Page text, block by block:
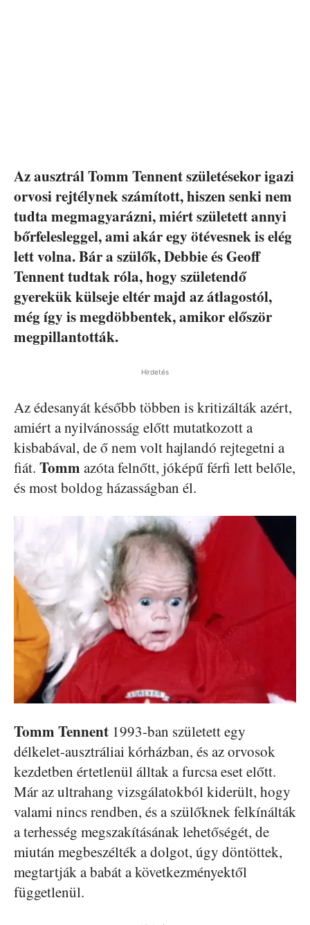
Az ausztrál Tomm Tennent születésekor igazi
orvosi rejtélynek számított, hiszen senki nem
tudta megmagyarázni, miért született annyi
bőrfelesleggel, ami akár egy ötévesnek is elég
lett volna. Bár a szülők, Debbie és Geoff
Tennent tudtak róla, hogy születendő
gyerekük külseje eltér majd az átlagostól,
még így is megdöbbentek, amikor először
megpillantották.
Hirdetés
Az édesanyát később többen is kritizálták azért,
amiért a nyilvánosság előtt mutatkozott a
kisbabával, de ő nem volt hajlandó rejtegetni a
fiát. Tomm azóta felnőtt, jóképű férfi lett belőle,
és most boldog házasságban él.
Tomm Tennent 1993-ban született egy
délkelet-ausztráliai kórházban, és az orvosok
kezdetben értetlenül álltak a furcsa eset előtt.
Már az ultrahang vizsgálatokból kiderült, hogy
valami nincs rendben, és a szülőknek felkínálták
a terhesség megszakításának lehetőségét, de
miután megbeszélték a dolgot, úgy döntöttek,
megtartják a babát a következményektől
függetlenül.